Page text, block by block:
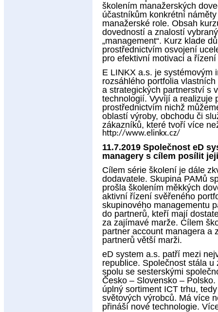
školením manažerských
účastníkům konkrétní
manažerské role. Obsah
dovedností a znalostí
„management“. Kurz klade
prostřednictvím osvojení
pro efektivní motivaci a
E LINKX a.s. je systémovým
rozsáhlého portfolia
a strategických partnerství s
technologií. Vyvíjí a realizuje
prostřednictvím nichž
oblastí výroby, obchodu či
zákazníků, které tvoří více
http://www.elinkx.cz/
11.7.2019 Společnost eD
managery s cílem posílit
Cílem série školení je dále
dodavatele. Skupina PAMů
prošla školením měkkých
aktivní řízení svěřeného
skupinového managementu
do partnerů, kteří mají
za zajímavé marže. Cílem
partner account managera a
partnerů větší marži.
eD system a.s. patří mezi
republice. Společnost stála
spolu se sesterskými
Česko – Slovensko –
úplný sortiment ICT trhu,
světových výrobců. Má více
přináší nové technologie.